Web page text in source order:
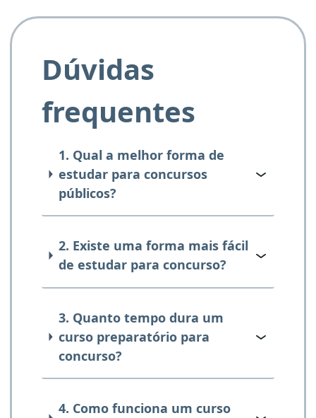
Dúvidas
frequentes
1. Qual a melhor forma de
estudar para concursos
públicos?
2. Existe uma forma mais fácil
de estudar para concurso?
3. Quanto tempo dura um
curso preparatório para
concurso?
4. Como funciona um curso